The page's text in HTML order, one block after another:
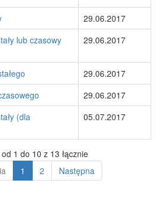
29.06.2017
lub czasowy
29.06.2017
29.06.2017
29.06.2017
(dla
05.07.2017
1 do 10 z 13 łącznie
1 2 Następna